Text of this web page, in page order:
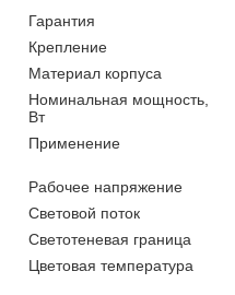
Гарантия
Крепление
Материал корпуса
Номинальная мощность,
Вт
Применение
Рабочее напряжение
Световой поток
Светотеневая граница
Цветовая температура